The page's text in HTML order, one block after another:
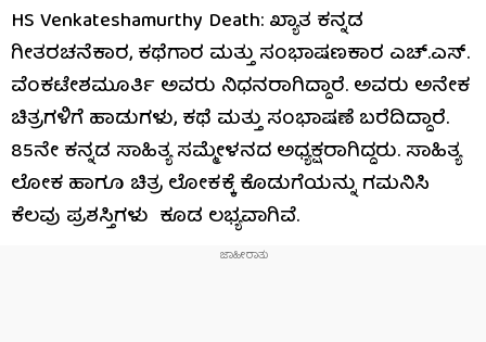
HS Venkateshamurthy Death: ಖ್ಯಾತ ಕನ್ನಡ
ಗೀತರಚನೆಕಾರ, ಕಥೆಗಾರ ಮತ್ತು ಸಂಭಾಷಣಕಾರ ಎಚ್.ಎಸ್.
ವೆಂಕಟೇಶಮೂರ್ತಿ ಅವರು ನಿಧನರಾಗಿದ್ದಾರೆ. ಅವರು ಅನೇಕ
ಚಿತ್ರಗಳಿಗೆ ಹಾಡುಗಳು, ಕಥೆ ಮತ್ತು ಸಂಭಾಷಣೆ ಬರೆದಿದ್ದಾರೆ.
85ನೇ ಕನ್ನಡ ಸಾಹಿತ್ಯ ಸಮ್ಮೇಳನದ ಅಧ್ಯಕ್ಷರಾಗಿದ್ದರು. ಸಾಹಿತ್ಯ
ಲೋಕ ಹಾಗೂ ಚಿತ್ರ ಲೋಕಕ್ಕೆ ಕೊಡುಗೆಯನ್ನು ಗಮನಿಸಿ
ಕೆಲವು ಪ್ರಶಸ್ತಿಗಳು ಕೂಡ ಲಭ್ಯವಾಗಿವೆ.